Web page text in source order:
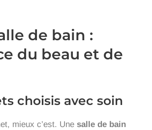
de bain :
du beau et de
choisis avec soin
mieux c’est. Une salle de bain